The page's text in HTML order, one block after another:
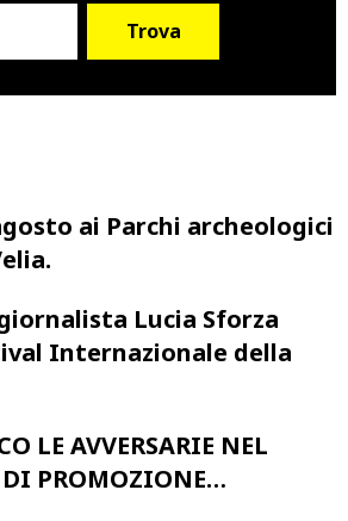
Trova
ai Parchi archeologici
Lucia Sforza
Internazionale della
LE AVVERSARIE NEL
PROMOZIONE…